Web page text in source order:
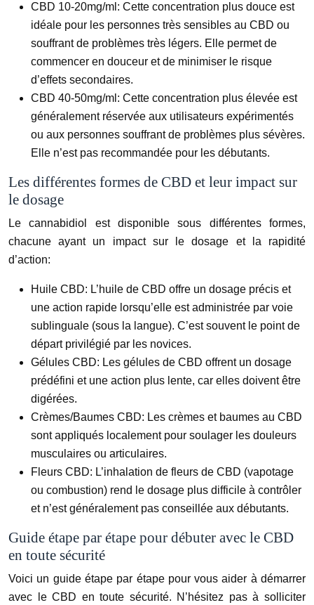
CBD 10-20mg/ml: Cette concentration plus douce est
idéale pour les personnes très sensibles au CBD ou
souffrant de problèmes très légers. Elle permet de
commencer en douceur et de minimiser le risque
d’effets secondaires.
CBD 40-50mg/ml: Cette concentration plus élevée est
généralement réservée aux utilisateurs expérimentés
ou aux personnes souffrant de problèmes plus sévères.
Elle n’est pas recommandée pour les débutants.
Les différentes formes de CBD et leur impact sur
le dosage
Le cannabidiol est disponible sous différentes formes,
chacune ayant un impact sur le dosage et la rapidité
d’action:
Huile CBD: L’huile de CBD offre un dosage précis et
une action rapide lorsqu’elle est administrée par voie
sublinguale (sous la langue). C’est souvent le point de
départ privilégié par les novices.
Gélules CBD: Les gélules de CBD offrent un dosage
prédéfini et une action plus lente, car elles doivent être
digérées.
Crèmes/Baumes CBD: Les crèmes et baumes au CBD
sont appliqués localement pour soulager les douleurs
musculaires ou articulaires.
Fleurs CBD: L’inhalation de fleurs de CBD (vapotage
ou combustion) rend le dosage plus difficile à contrôler
et n’est généralement pas conseillée aux débutants.
Guide étape par étape pour débuter avec le CBD
en toute sécurité
Voici un guide étape par étape pour vous aider à démarrer
avec le CBD en toute sécurité. N’hésitez pas à solliciter